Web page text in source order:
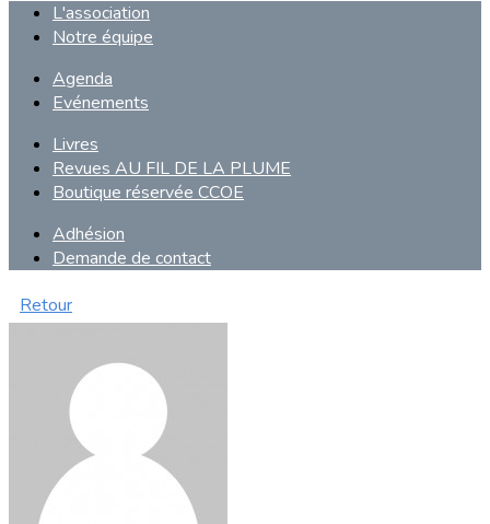
L'association
Notre équipe
Agenda
Evénements
Livres
Revues AU FIL DE LA PLUME
Boutique réservée CCOE
Adhésion
Demande de contact
Retour